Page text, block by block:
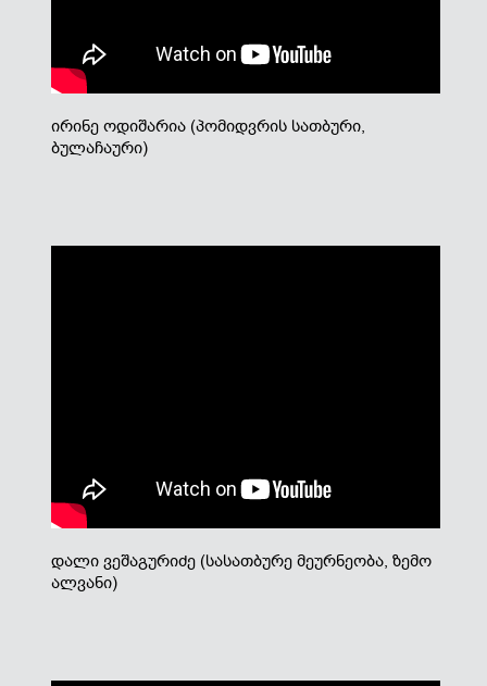
ირინე ოდიშარია (პომიდვრის სათბური,
ბულაჩაური)
დალი ვეშაგურიძე (სასათბურე მეურნეობა, ზემო
ალვანი)